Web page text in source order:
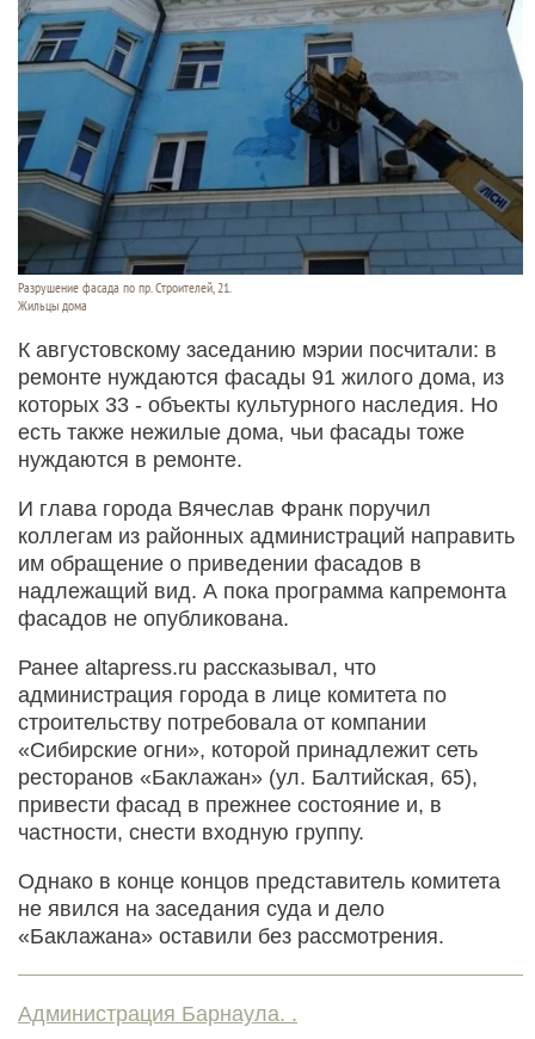
Разрушение фасада по пр. Строителей, 21.
Жильцы дома
К августовскому заседанию мэрии посчитали: в
ремонте нуждаются фасады 91 жилого дома, из
которых 33 - объекты культурного наследия. Но
есть также нежилые дома, чьи фасады тоже
нуждаются в ремонте.
И глава города Вячеслав Франк поручил
коллегам из районных администраций направить
им обращение о приведении фасадов в
надлежащий вид. А пока программа капремонта
фасадов не опубликована.
Ранее altapress.ru рассказывал, что
администрация города в лице комитета по
строительству потребовала от компании
«Сибирские огни», которой принадлежит сеть
ресторанов «Баклажан» (ул. Балтийская, 65),
привести фасад в прежнее состояние и, в
частности, снести входную группу.
Однако в конце концов представитель комитета
не явился на заседания суда и дело
«Баклажана» оставили без рассмотрения.
Администрация Барнаула. .